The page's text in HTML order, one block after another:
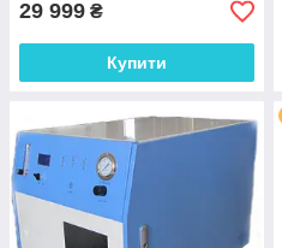
29 999 ₴
Купити